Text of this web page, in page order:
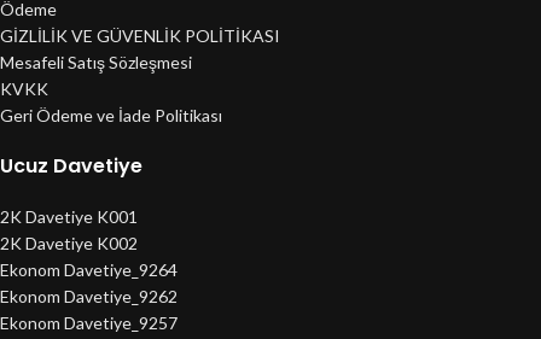
Ödeme
GİZLİLİK VE GÜVENLİK POLİTİKASI
Mesafeli Satış Sözleşmesi
KVKK
Geri Ödeme ve İade Politikası
Ucuz Davetiye
2K Davetiye K001
2K Davetiye K002
Ekonom Davetiye_9264
Ekonom Davetiye_9262
Ekonom Davetiye_9257